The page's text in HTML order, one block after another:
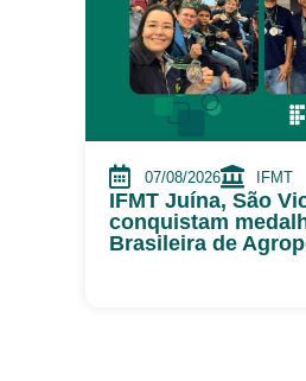
07/08/2026 IFMT
IFMT Juína, São
conquistam
Brasileira de